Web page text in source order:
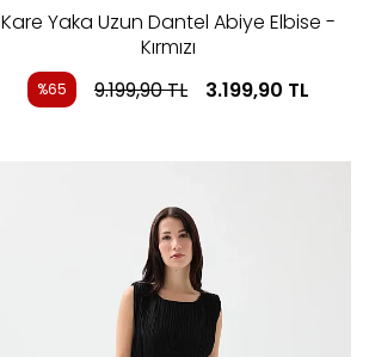
Kare Yaka Uzun Dantel Abiye Elbise -
Kırmızı
%65 9.199,90TL 3.199,90 TL